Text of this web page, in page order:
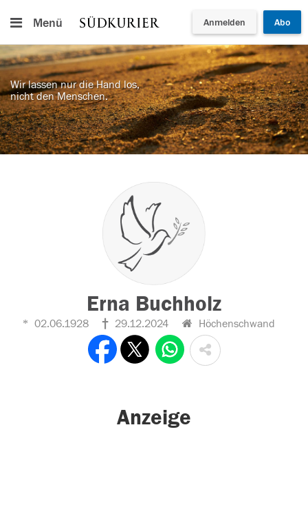
Menü Anmelden Abo
Wir lassen nur die Hand los,
nicht den Menschen.
Erna Buchholz
02.06.1928 29.12.2024 Höchenschwand
Anzeige